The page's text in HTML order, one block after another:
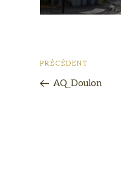
PRÉCÉDENT
AQ_Doulon